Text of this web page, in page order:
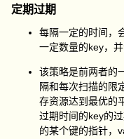
定期过期
每隔一定的时间，
一定数量的key，
该策略是前两者的
隔和每次扫描的限
存资源达到最优的
过期时间的key的
的某个键的指针，